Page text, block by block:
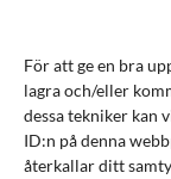
För att ge en bra
lagra och/eller
dessa tekniker kan
ID:n på denna
återkallar ditt
Butiken i Vellinge
Artiklar
Grain till gram-